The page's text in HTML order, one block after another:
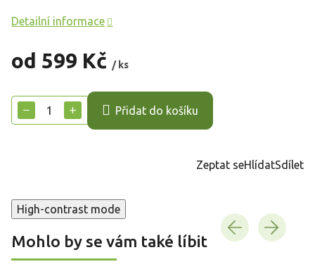
od 599 Kč / ks
cena:
+
− Přidat do košíku
Detailní informace
Zeptat seHlídatSdílet
High-contrast mode
Mohlo by se vám také líbit